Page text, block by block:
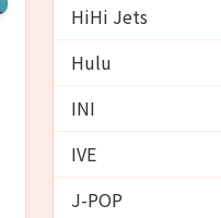
HiHi Jets
Hulu
INI
IVE
J-POP